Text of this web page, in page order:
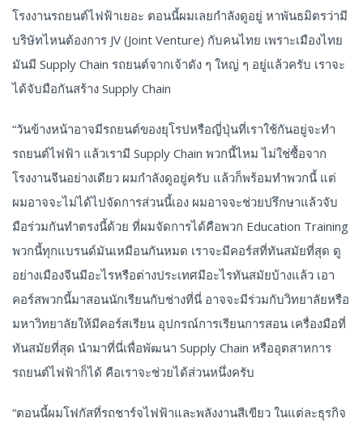
โรงงานรถยนต์ไฟฟ้าเยอะ ตอนนี้ผมเลยกำลังดูอยู่ หาพันธมิตรว่ามี
บริษัทไหนต้องการ JV (Joint Venture) กับคนไทย เพราะเมืองไทย
มันมี Supply Chain รถยนต์จากเจ้าดัง ๆ ใหญ่ ๆ อยู่แล้วครับ เราจะ
ได้จับมือกันสร้าง Supply Chain
“วันข้างหน้าอาจมีรถยนต์ของยุโรปหรือญี่ปุ่นที่เราใช้กันอยู่จะทำ
รถยนต์ไฟฟ้า แล้วเรามี Supply Chain พวกนี้ไหม ไม่ใช่ซื้อจาก
โรงงานจีนอย่างเดียว ผมกำลังดูอยู่ครับ แล้วก็พร้อมทำพวกนี้ แต่
ผมอาจจะไม่ได้ไปจัดการส่วนนี้เอง ผมอาจจะช่วยปรึกษาแล้วจับ
มือร่วมกันทำตรงนี้ด้วย ที่ผมจัดการได้คือพวก Education Training
พวกนี้ทุกแบรนด์มันเหมือนกันหมด เราจะมีคอร์สที่ทันสมัยที่สุด ดู
อย่างเมืองจีนมีอะไรหรือต่างประเทศมีอะไรทันสมัยบ้างแล้ว เอา
คอร์สพวกนี้มาสอนนักเรียนกับช่างที่นี่ อาจจะมีร่วมกับวิทยาลัยหรือ
มหาวิทยาลัยให้มีคอร์สเรียน อุปกรณ์การเรียนการสอน เครื่องมือที่
ทันสมัยที่สุด นำมาที่นี่เพื่อพัฒนา Supply Chain หรืออุตสาหการ
รถยนต์ไฟฟ้าก็ได้ คือเราจะช่วยได้ส่วนหนึ่งครับ
“ตอนนี้ผมโฟกัสที่รถชาร์จไฟฟ้าและพลังงานสีเขียว ในแต่ละธุรกิจ